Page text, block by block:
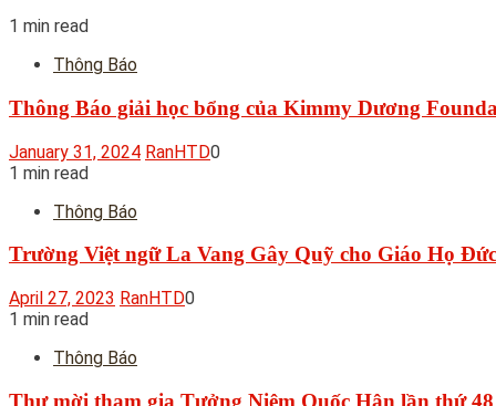
1 min read
Thông Báo
Thông Báo giải học bổng của Kimmy Dương
January 31, 2024 RanHTD0
1 min read
Thông Báo
Trường Việt ngữ La Vang Gây Quỹ cho Giáo Họ
April 27, 2023 RanHTD0
1 min read
Thông Báo
Thư mời tham gia Tưởng Niệm Quốc Hận lần thứ 48